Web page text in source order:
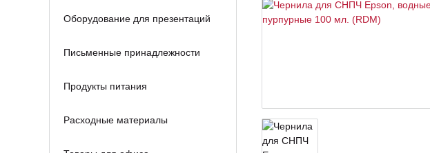
Оборудование для презентаций
Письменные принадлежности
Продукты питания
Расходные материалы